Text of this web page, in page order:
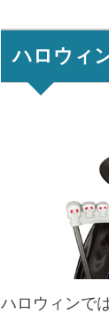
ハロウィ
ハロウィンで